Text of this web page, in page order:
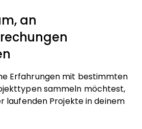
an
Erfahrungen mit bestimmten
sammeln möchtest,
laufenden Projekte in deinem